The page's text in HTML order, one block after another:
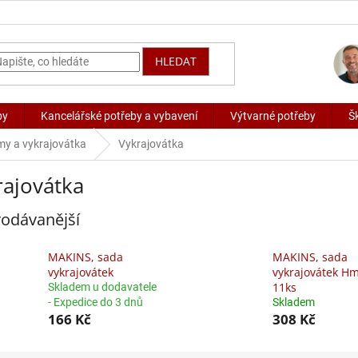
HLEDAT
Kancelářské potřeby a vybavení Výtvarné potřeby
a vykrajovátka Vykrajovátka
MAKINS, sada
vykrajovátek
Skladem u dodavatele
- Expedice do 3 dnů
166 Kč
MAKINS, sada
vykrajovátek
11ks
Skladem
308 Kč